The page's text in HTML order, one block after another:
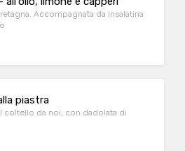
Accompagnata da insalatina
piastra
coltello da noi, con dadolata di